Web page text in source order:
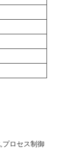
ロセス制御